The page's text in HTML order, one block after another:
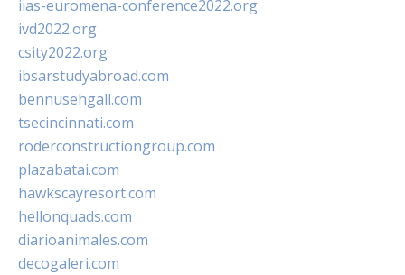
iias-euromena-conference2022.org
ivd2022.org
csity2022.org
ibsarstudyabroad.com
bennusehgall.com
tsecincinnati.com
roderconstructiongroup.com
plazabatai.com
hawkscayresort.com
hellonquads.com
diarioanimales.com
decogaleri.com